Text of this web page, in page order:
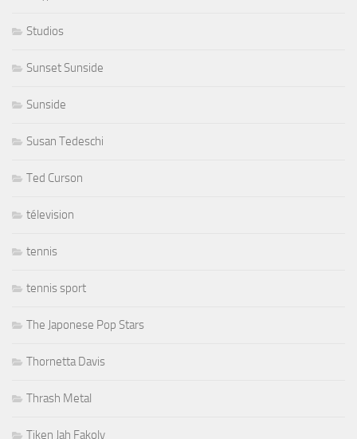
Studios
Sunset Sunside
Sunside
Susan Tedeschi
Ted Curson
télevision
tennis
tennis sport
The Japonese Pop Stars
Thornetta Davis
Thrash Metal
Tiken Jah Fakoly